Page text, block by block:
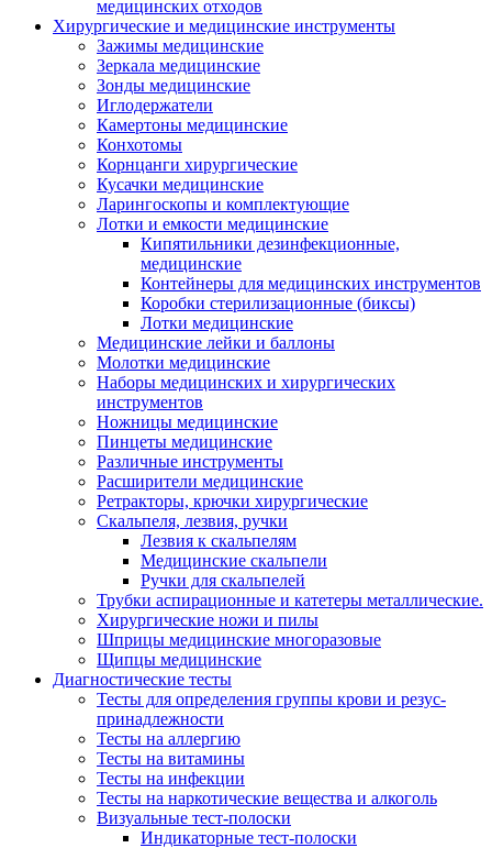
медицинских отходов
Хирургические и медицинские инструменты
Зажимы медицинские
Зеркала медицинские
Зонды медицинские
Иглодержатели
Камертоны медицинские
Конхотомы
Корнцанги хирургические
Кусачки медицинские
Ларингоскопы и комплектующие
Лотки и емкости медицинские
Кипятильники дезинфекционные,
медицинские
Контейнеры для медицинских инструментов
Коробки стерилизационные (биксы)
Лотки медицинские
Медицинские лейки и баллоны
Молотки медицинские
Наборы медицинских и хирургических
инструментов
Ножницы медицинские
Пинцеты медицинские
Различные инструменты
Расширители медицинские
Ретракторы, крючки хирургические
Скальпеля, лезвия, ручки
Лезвия к скальпелям
Медицинские скальпели
Ручки для скальпелей
Трубки аспирационные и катетеры металлические.
Хирургические ножи и пилы
Шприцы медицинские многоразовые
Щипцы медицинские
Диагностические тесты
Тесты для определения группы крови и резус-
принадлежности
Тесты на аллергию
Тесты на витамины
Тесты на инфекции
Тесты на наркотические вещества и алкоголь
Визуальные тест-полоски
Индикаторные тест-полоски